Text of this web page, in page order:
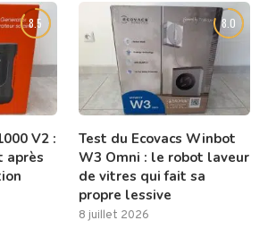
8.5
V2 :
après
8.0
Test du Ecovacs Winbot
W3 Omni : le robot laveur
de vitres qui fait sa
propre lessive
8 juillet 2026